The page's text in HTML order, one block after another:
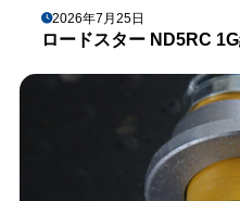
2026年7月25日
ロードスター ND5RC